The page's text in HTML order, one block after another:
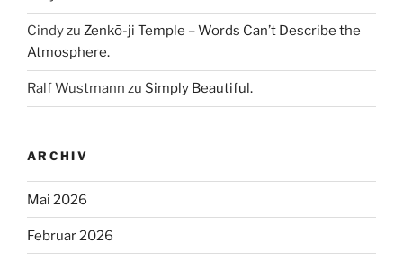
Cindyzu Zenkō-ji Temple – Words Can’t Describe the
Atmosphere.
Ralf Wustmann zu Simply Beautiful.
ARCHIV
Mai 2026
Februar 2026